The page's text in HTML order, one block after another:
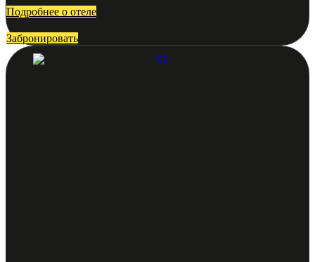
Подробнее о отеле
Забронировать